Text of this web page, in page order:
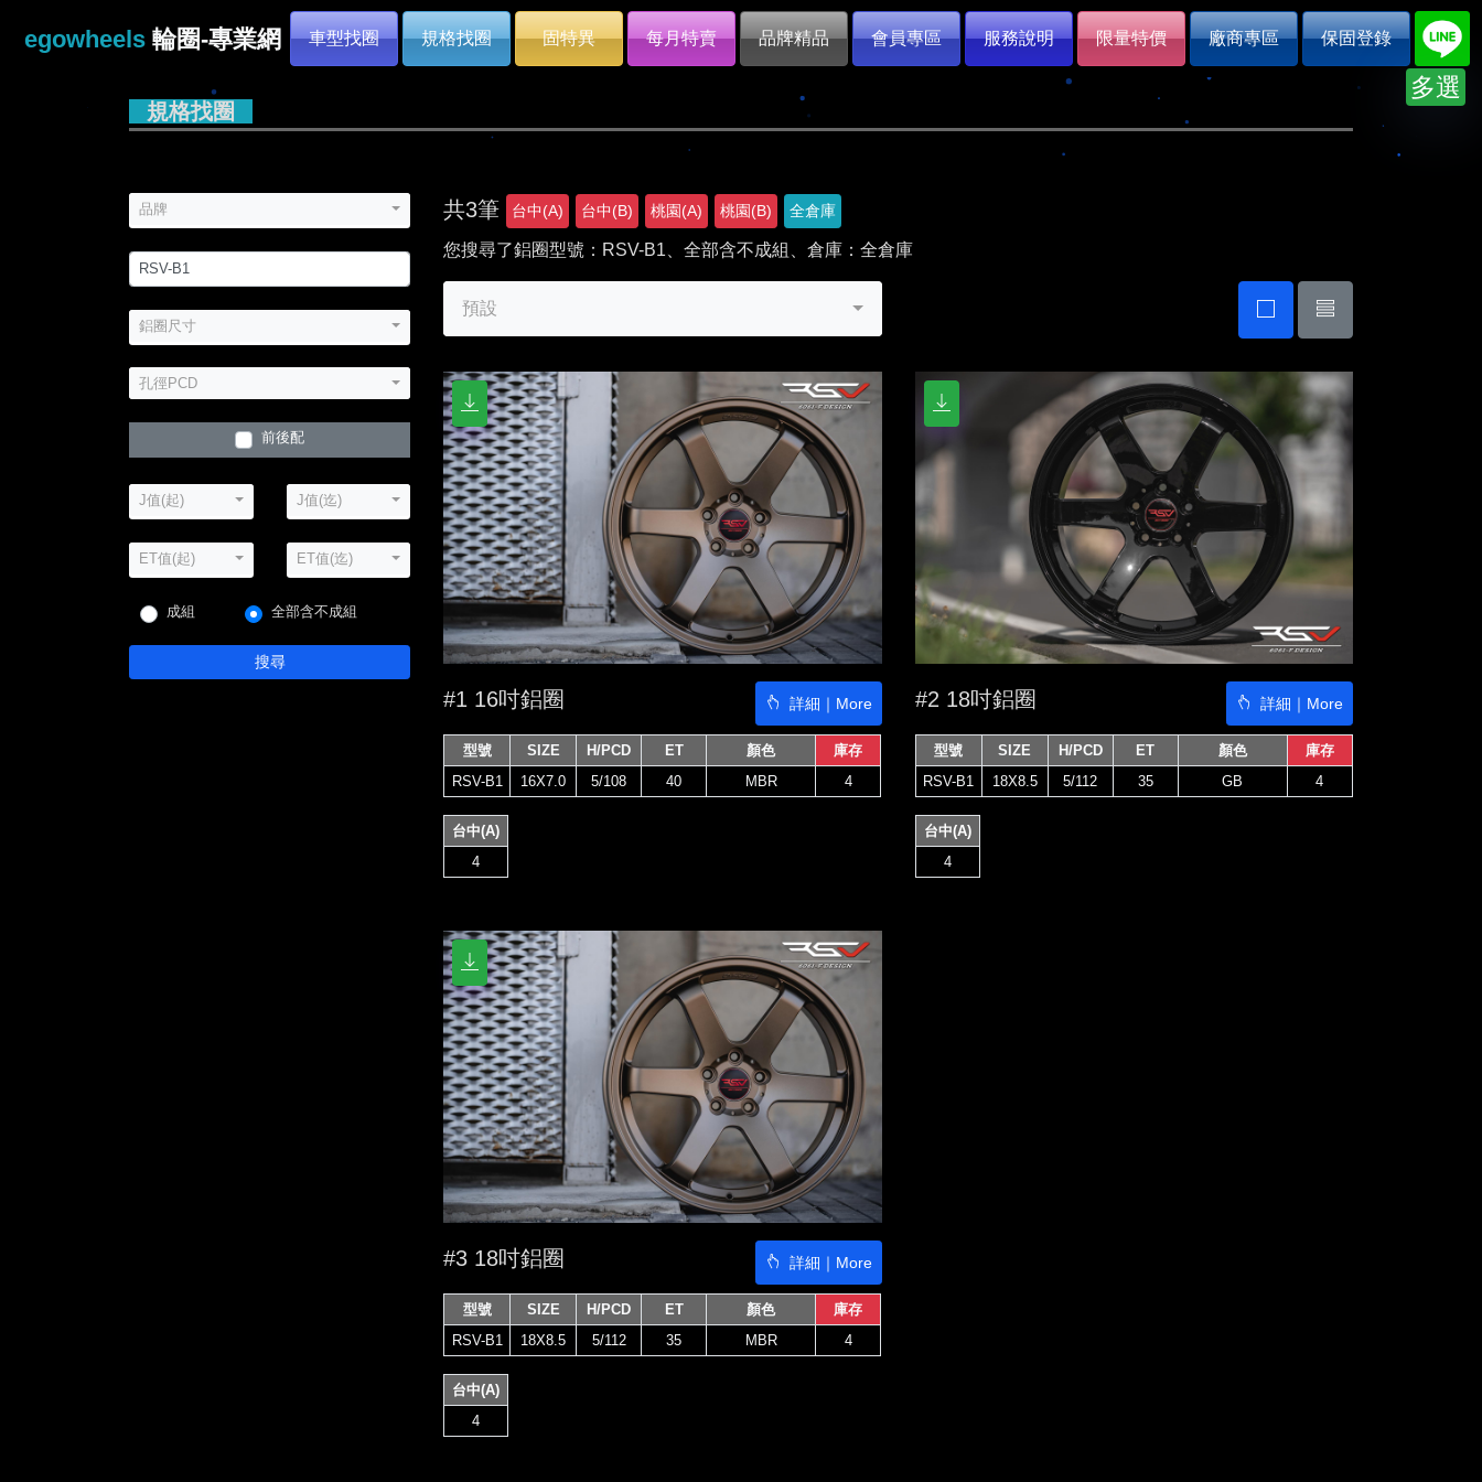
egowheels輪圈-專業網 車型找圈 規格找圈 固特異 每月特賣 品牌精品 會員專區 服務說明 限量特價 廠商專區 保固登錄
規格找圈
品牌
鋁圈尺寸
孔徑PCD
前後配
J值(起) J值(迄)
ET值(起) ET值(迄)
成組 全部含不成組
搜尋
共3筆 台中(A) 台中(B) 桃園(A) 桃園(B) 全倉庫
您搜尋了鋁圈型號：RSV-B1、全部含不成組、倉庫：全倉庫
預設
#1 16吋鋁圈 詳細｜More
型號 SIZE H/PCD ET 顏色
庫存
RSV-B1
16X7.0 5/108 40 MBR 4
台中(A)
4
#2 18吋鋁圈 詳細｜More
型號 SIZE H/PCD ET 顏色
庫存
RSV-B1
18X8.5 5/112 35 GB 4
台中(A)
4
#3 18吋鋁圈 詳細｜More
型號 SIZE H/PCD ET 顏色
庫存
RSV-B1
18X8.5 5/112 35 MBR 4
台中(A)
4
多選